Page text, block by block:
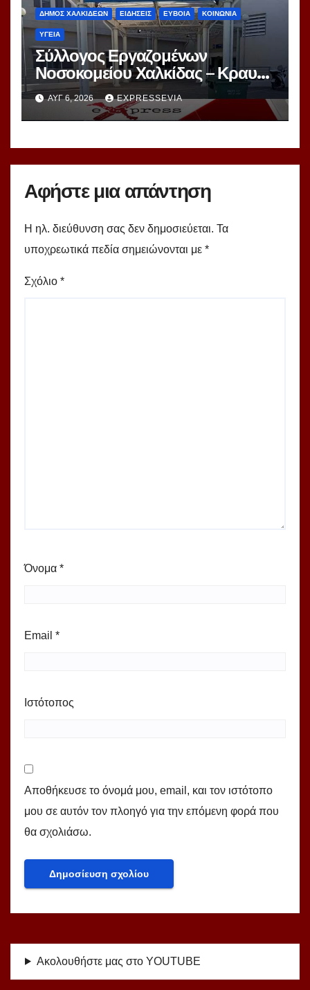
ΔΗΜΟΣ ΧΑΛΚΙΔΕΩΝ ΕΙΔΗΣΕΙΣ ΕΥΒΟΙΑ ΚΟΙΝΩΝΙΑ
ΥΓΕΙΑ
Σύλλογος Εργαζομένων
Νοσοκομείου Χαλκίδας – Κραυγή
Αγωνίας
ΑΥΓ 6, 2026 EXPRESSEVIA
Αφήστε μια απάντηση
Η ηλ. διεύθυνση σας δεν δημοσιεύεται. Τα
υποχρεωτικά πεδία σημειώνονται με *
Σχόλιο *
Όνομα *
Email *
Ιστότοπος
Αποθήκευσε το όνομά μου, email, και τον ιστότοπο
μου σε αυτόν τον πλοηγό για την επόμενη φορά που
θα σχολιάσω.
Ακολουθήστε μας στο YOUTUBE